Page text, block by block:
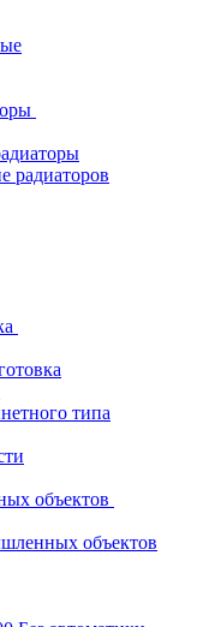
радиаторов
типа
объектов
объектов